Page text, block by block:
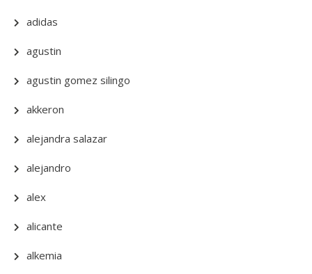
adidas
agustin
agustin gomez silingo
akkeron
alejandra salazar
alejandro
alex
alicante
alkemia